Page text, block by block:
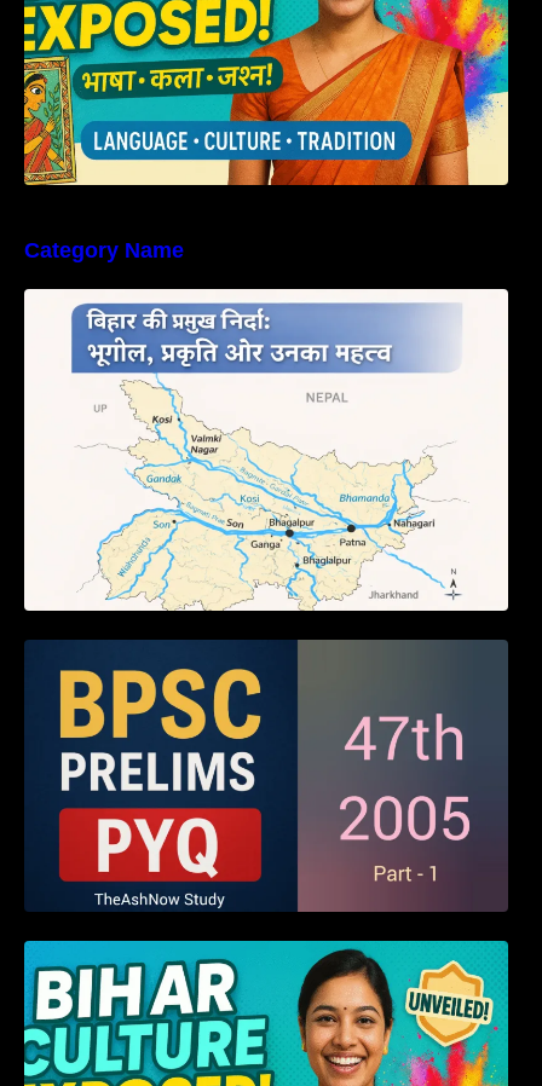
Category Name
बिहार की नदियों का विस्तृत अध्ययन | Geography of
Rivers in Bihar
Answers (Part – 01)
हम बिहारवासी: भाषाओं व संस्कृतियों की धरोहर “हमारा
बिहार”